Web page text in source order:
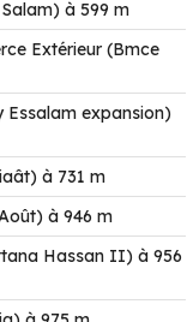
à 599 m
Extérieur (Bmce
expansion)
à 731 m
à 946 m
Hassan II) à 956